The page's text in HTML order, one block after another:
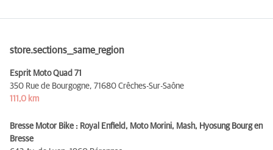
store.sections__same_region
Esprit Moto Quad 71
350 Rue de Bourgogne, 71680 Crêches-Sur-Saône
111,0 km
Bresse Motor Bike : Royal Enfield, Moto Morini, Mash, Hyosung Bourg en
Bresse